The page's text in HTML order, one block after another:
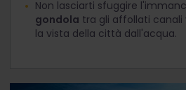
Non lasciarti sfuggire
gondola tra gli affollati
la vista della città dall'acqua.